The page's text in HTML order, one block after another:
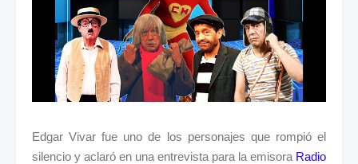
Edgar Vivar fue uno de los personajes que rompió el
silencio y aclaró en una entrevista para la emisora Radio